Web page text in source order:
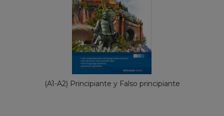
(A1-A2) Principiante y Falso principiante